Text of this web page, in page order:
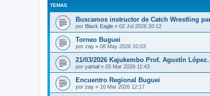
TEMAS
Buscamos instructor de Catch Wrestling
por Black Eagle » 02 Jul 2026 20:12
Torneo Buguei
por zay » 08 May 2026 10:03
21/03/2026 Kajukembo Prof. Agustín López.
por yamal » 05 Mar 2026 11:43
Encuentro Regional Buguei
por zay » 10 Mar 2026 12:17